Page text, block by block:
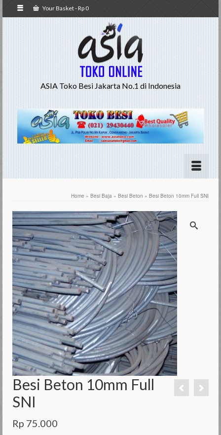
Your Basket-Rp 0
ASIA Toko Besi Jakarta No.1 di Indonesia
Home » Besi Baja » Besi Beton » Besi Beton 10mm Full SNI
Besi Beton 10mm Full
SNI
Rp 75.000